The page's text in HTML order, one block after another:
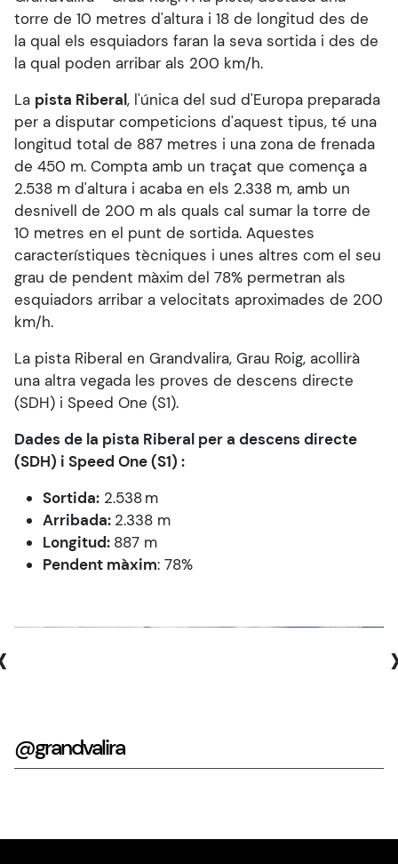
torre de 10 metres d'altura i 18 de longitud des de
la qual els esquiadors faran la seva sortida i des de
la qual poden arribar als 200 km/h.
La pista Riberal, l'única del sud d'Europa preparada
per a disputar competicions d'aquest tipus, té una
longitud total de 887 metres i una zona de frenada
de 450 m. Compta amb un traçat que comença a
2.538 m d'altura i acaba en els 2.338 m, amb un
desnivell de 200 m als quals cal sumar la torre de
10 metres en el punt de sortida. Aquestes
característiques tècniques i unes altres com el seu
grau de pendent màxim del 78% permetran als
esquiadors arribar a velocitats aproximades de 200
km/h.
La pista Riberal en Grandvalira, Grau Roig, acollirà
una altra vegada les proves de descens directe
(SDH) i Speed One (S1).
Dades de la pista Riberal per a descens directe
(SDH) i Speed One (S1) :
Sortida: 2.538 m
Arribada: 2.338 m
Longitud: 887 m
Pendent màxim: 78%
@grandvalira